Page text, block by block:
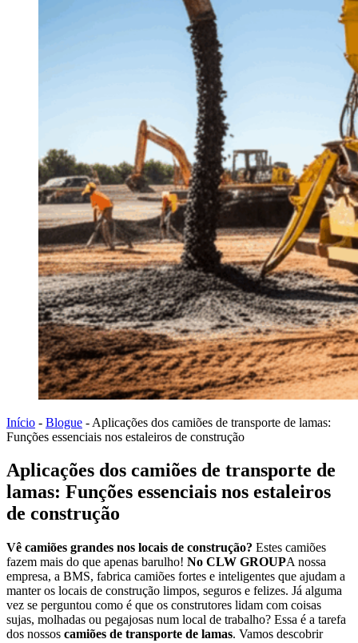
Início - Blogue - Aplicações dos camiões de transporte de lamas:
Funções essenciais nos estaleiros de construção
Aplicações dos camiões de transporte de
lamas: Funções essenciais nos estaleiros
de construção
Vê camiões grandes nos locais de construção? Estes camiões
fazem mais do que apenas barulho! No CLW GROUPA nossa
empresa, a BMS, fabrica camiões fortes e inteligentes que ajudam a
manter os locais de construção limpos, seguros e felizes. Já alguma
vez se perguntou como é que os construtores lidam com coisas
sujas, molhadas ou pegajosas num local de trabalho? Essa é a tarefa
dos nossos camiões de transporte de lamas. Vamos descobrir